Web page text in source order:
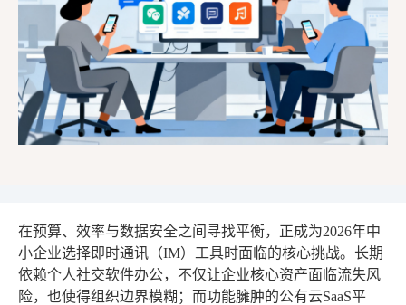
在预算、效率与数据安全之间寻找平衡，正成为2026年中
小企业选择即时通讯（IM）工具时面临的核心挑战。长期
依赖个人社交软件办公，不仅让企业核心资产面临流失风
险，也使得组织边界模糊；而功能臃肿的公有云SaaS平